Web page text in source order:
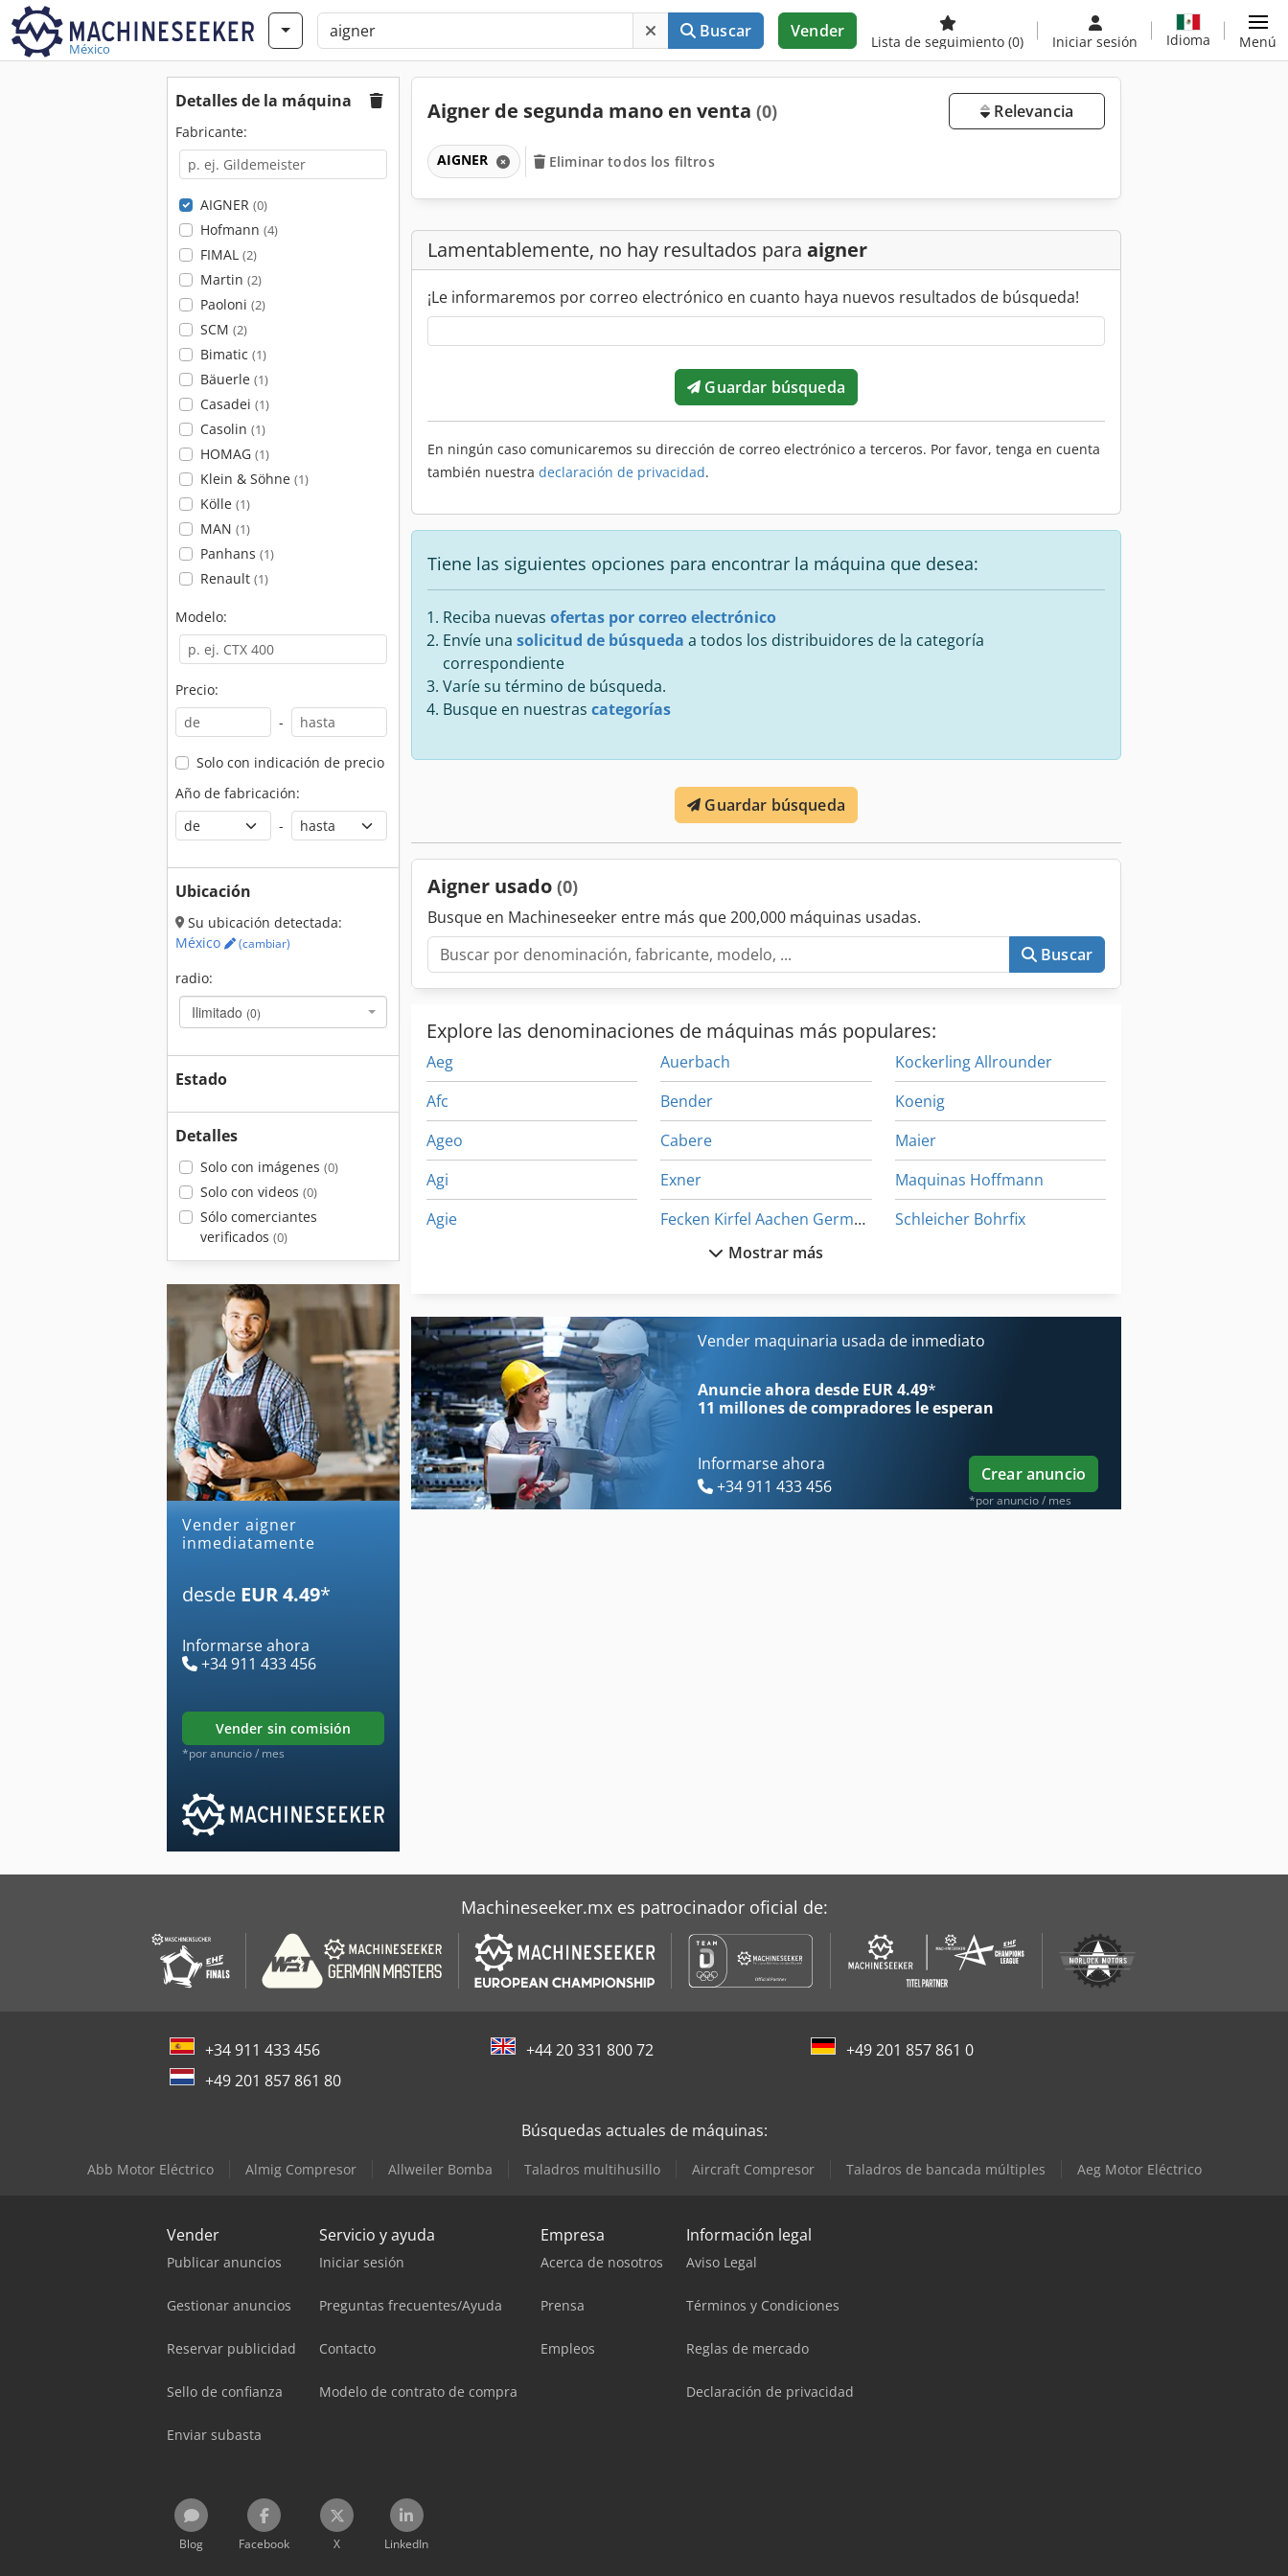
México
Buscar Vender
Lista de seguimiento (0) Iniciar sesión Idioma Menú
Detalles de la máquina
Fabricante:
AIGNER (0)
Hofmann (4)
FIMAL (2)
Martin (2)
Paoloni (2)
SCM (2)
Bimatic (1)
Bäuerle (1)
Casadei (1)
Casolin (1)
HOMAG (1)
Klein & Söhne (1)
Kölle (1)
MAN (1)
Panhans (1)
Renault (1)
Modelo:
Precio:
-
Solo con indicación de precio
Año de fabricación:
-
Ubicación
Su ubicación detectada:
México
(cambiar)
radio:
Ilimitado (0)
Estado
Detalles
Solo con imágenes (0)
Solo con videos (0)
Sólo comerciantes
verificados (0)
Vender aigner
inmediatamente
desde EUR 4.49*
Informarse ahora
+34 911 433 456
vender sin comisión
*por anuncio / mes
Aigner de segunda mano en venta (0) Relevancia
AIGNER Eliminar todos los filtros
Lamentablemente, no hay resultados para aigner
¡Le informaremos por correo electrónico en cuanto haya nuevos resultados de búsqueda!
Guardar búsqueda
En ningún caso comunicaremos su dirección de correo electrónico a terceros. Por favor, tenga en cuenta
también nuestra declaración de privacidad.
Tiene las siguientes opciones para encontrar la máquina que desea:
Reciba nuevas ofertas por correo electrónico
Envíe una solicitud de búsqueda a todos los distribuidores de la categoría
correspondiente
Varíe su término de búsqueda.
Busque en nuestras categorías
Guardar búsqueda
Aigner usado (0)
Busque en Machineseeker entre más que 200,000 máquinas usadas.
Buscar
Explore las denominaciones de máquinas más populares:
Aeg
Afc
Ageo
Agi
Agie
Alpine
Apilable
Auerbach
Bender
Cabere
Exner
Fecken Kirfel Aachen Germany
Friedmann Amp Maier
Hofmann
Kockerling Allrounder
Koenig
Maier
Maquinas Hoffmann
Schleicher Bohrfix
Mostrar más
Vender maquinaria usada de inmediato
Anuncie ahora desde EUR 4.49*
11 millones de compradores le esperan
Informarse ahora
+34 911 433 456
Crear anuncio
*por anuncio / mes
Machineseeker.mx es patrocinador oficial de:
+34 911 433 456 +44 20 331 800 72
+49 201 857 861 0
+49 201 857 861 80
Búsquedas actuales de máquinas:
Abb Motor Eléctrico Almig Compresor Allweiler Bomba Taladros multihusillo Aircraft Compresor Taladros de bancada múltiples Aeg Motor Eléctrico
Vender
Publicar anuncios
Gestionar anuncios
Reservar publicidad
Sello de confianza
Enviar subasta
Servicio y ayuda
Iniciar sesión
Preguntas frecuentes/Ayuda
Contacto
Modelo de contrato de compra
Empresa
Acerca de nosotros
Prensa
Empleos
Información legal
Aviso Legal
Términos y Condiciones
Reglas de mercado
Declaración de privacidad
Blog Facebook X LinkedIn